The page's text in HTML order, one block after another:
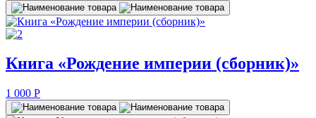
Книга «Рождение империи (сборник)»
1 000 P